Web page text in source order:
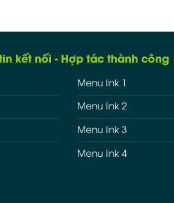
kết nối - Hợp tác thành công
Menu link 1
Menu link 2
Menu link 3
Menu link 4